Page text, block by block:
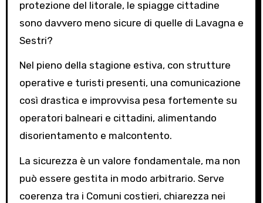
protezione del litorale, le spiagge cittadine
sono davvero meno sicure di quelle di Lavagna e
Sestri?
Nel pieno della stagione estiva, con strutture
operative e turisti presenti, una comunicazione
così drastica e improvvisa pesa fortemente su
operatori balneari e cittadini, alimentando
disorientamento e malcontento.
La sicurezza è un valore fondamentale, ma non
può essere gestita in modo arbitrario. Serve
coerenza tra i Comuni costieri, chiarezza nei